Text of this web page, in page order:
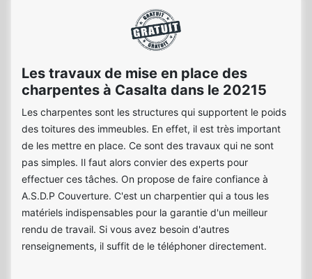
Les travaux de mise en place des
charpentes à Casalta dans le 20215
Les charpentes sont les structures qui supportent le poids
des toitures des immeubles. En effet, il est très important
de les mettre en place. Ce sont des travaux qui ne sont
pas simples. Il faut alors convier des experts pour
effectuer ces tâches. On propose de faire confiance à
A.S.D.P Couverture. C'est un charpentier qui a tous les
matériels indispensables pour la garantie d'un meilleur
rendu de travail. Si vous avez besoin d'autres
renseignements, il suffit de le téléphoner directement.